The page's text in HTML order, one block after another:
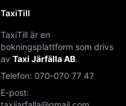
TaxiTill
TaxiTill är en
bokningsplattform som drivs
av Taxi Järfälla AB.
Telefon: 070-070 77 47
E-post: